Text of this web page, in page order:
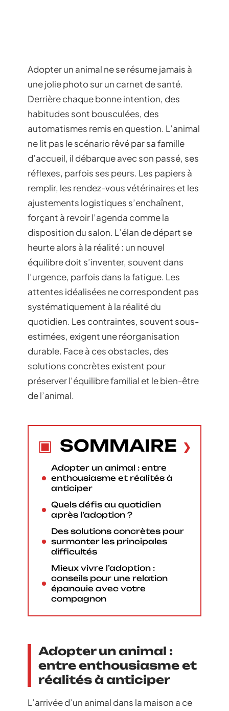
Adopter un animal ne se résume jamais à
une jolie photo sur un carnet de santé.
Derrière chaque bonne intention, des
habitudes sont bousculées, des
automatismes remis en question. L’animal
ne lit pas le scénario rêvé par sa famille
d’accueil, il débarque avec son passé, ses
réflexes, parfois ses peurs. Les papiers à
remplir, les rendez-vous vétérinaires et les
ajustements logistiques s’enchaînent,
forçant à revoir l’agenda comme la
disposition du salon. L’élan de départ se
heurte alors à la réalité : un nouvel
équilibre doit s’inventer, souvent dans
l’urgence, parfois dans la fatigue. Les
attentes idéalisées ne correspondent pas
systématiquement à la réalité du
quotidien. Les contraintes, souvent sous-
estimées, exigent une réorganisation
durable. Face à ces obstacles, des
solutions concrètes existent pour
préserver l’équilibre familial et le bien-être
de l’animal.
SOMMAIRE
Adopter un animal : entre
enthousiasme et réalités à
anticiper
Quels défis au quotidien
après l’adoption ?
Des solutions concrètes pour
surmonter les principales
difficultés
Mieux vivre l’adoption :
conseils pour une relation
épanouie avec votre
compagnon
Adopter un animal :
entre enthousiasme et
réalités à anticiper
L’arrivée d’un animal dans la maison a ce